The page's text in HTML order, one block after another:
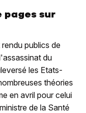
pages sur
publics de
du
les Etats-
théories
en avril pour celui
de la Santé